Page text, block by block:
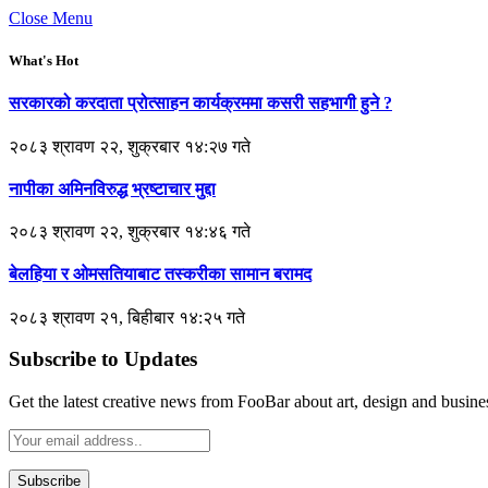
Close Menu
What's Hot
सरकारको करदाता प्रोत्साहन कार्यक्रममा कसरी सहभागी हुने ?
२०८३ श्रावण २२, शुक्रबार १४:२७ गते
नापीका अमिनविरुद्ध भ्रष्टाचार मुद्दा
२०८३ श्रावण २२, शुक्रबार १४:४६ गते
बेलहिया र ओमसतियाबाट तस्करीका सामान बरामद
२०८३ श्रावण २१, बिहीबार १४:२५ गते
Subscribe to Updates
Get the latest creative news from FooBar about art, design and